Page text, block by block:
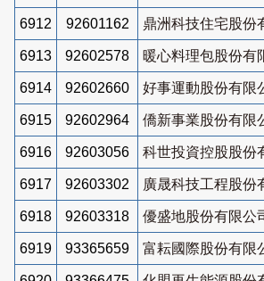
6912 92601162 鼎洲科技住宅股份
6913 92602578 暖心料理包股份有
6914 92602660 好事運動股份有限
6915 92602964 僑新事業股份有限
6916 92603056 科世投資控股股份
6917 92603302 廣晟科技工程股份
6918 92603318 優盛地股份有限公
6919 93365659 富耘國際股份有限